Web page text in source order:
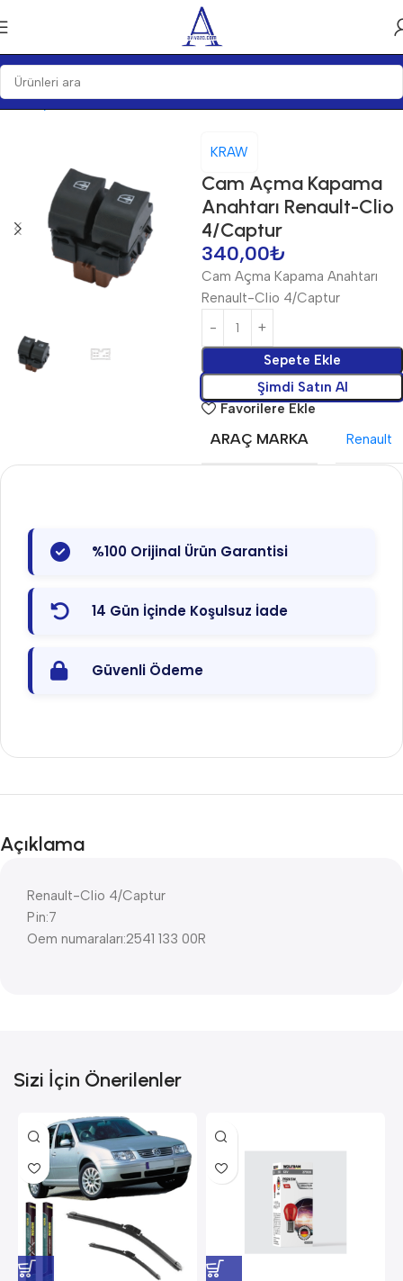
Ana Sayfa Anahtarlar Anahtarlar
KRAW
Cam Açma Kapama
Anahtarı Renault-Clio
4/Captur
340,00₺
Cam Açma Kapama Anahtarı
Renault-Clio 4/Captur
Sepete Ekle
Şimdi Satın Al
Favorilere Ekle
ARAÇ MARKA Renault
%100 Orijinal Ürün Garantisi
14 Gün İçinde Koşulsuz İade
Güvenli Ödeme
Açıklama
Renault-Clio 4/Captur
Pin:7
Oem numaraları:2541 133 00R
Sizi İçin Önerilenler